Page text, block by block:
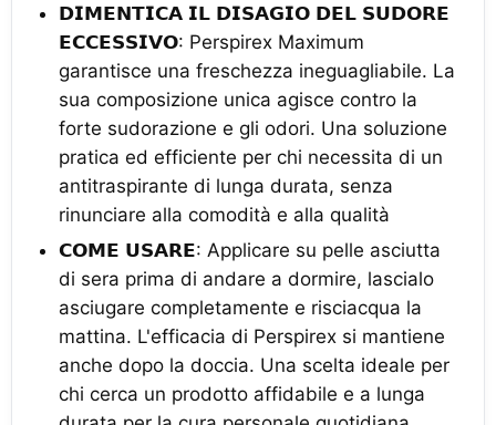
𝗗𝗜𝗠𝗘𝗡𝗧𝗜𝗖𝗔 𝗜𝗟 𝗗𝗜𝗦𝗔𝗚𝗜𝗢 𝗗𝗘𝗟 𝗦𝗨𝗗𝗢𝗥𝗘
𝗘𝗖𝗖𝗘𝗦𝗦𝗜𝗩𝗢: Perspirex Maximum
garantisce una freschezza ineguagliabile. La
sua composizione unica agisce contro la
forte sudorazione e gli odori. Una soluzione
pratica ed efficiente per chi necessita di un
antitraspirante di lunga durata, senza
rinunciare alla comodità e alla qualità
𝗖𝗢𝗠𝗘 𝗨𝗦𝗔𝗥𝗘: Applicare su pelle asciutta
di sera prima di andare a dormire, lascialo
asciugare completamente e risciacqua la
mattina. L'efficacia di Perspirex si mantiene
anche dopo la doccia. Una scelta ideale per
chi cerca un prodotto affidabile e a lunga